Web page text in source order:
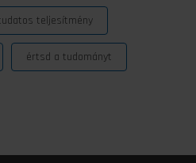
teljesítmény
értsd a tudományt